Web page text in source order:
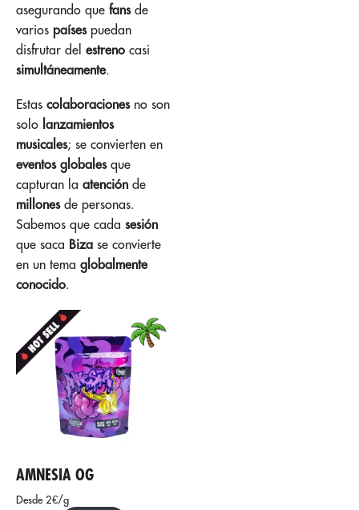
asegurando que fansde
varios paísespuedan
disfrutar del estreno casi
simultáneamente.
Estas colaboracionesno son
solo lanzamientos
musicales; se convierten en
eventos globalesque
capturan la atención de
millonesde personas.
Sabemos que cada sesión
que saca Biza se convierte
en un tema globalmente
conocido.
AMNESIA OG
Desde 2€/g